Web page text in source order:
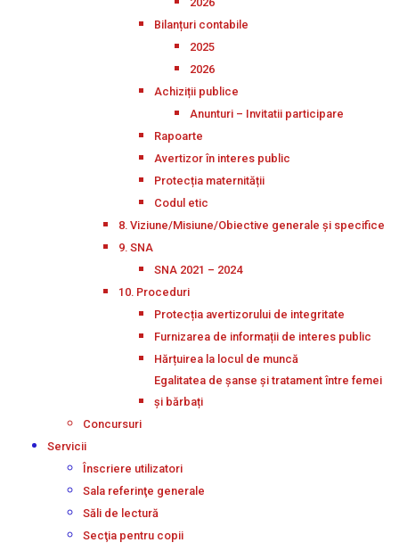
Bilanțuri contabile
2025
2026
Achiziții publice
Anunturi – Invitatii participare
Rapoarte
Avertizor în interes public
Protecția maternității
Codul etic
8. Viziune/Misiune/Obiective generale și specifice
9. SNA
SNA 2021 – 2024
10. Proceduri
Protecția avertizorului de integritate
Furnizarea de informații de interes public
Hărțuirea la locul de muncă
Egalitatea de șanse și tratament între femei
și bărbați
Concursuri
Servicii
Înscriere utilizatori
Sala referinţe generale
Săli de lectură
Secţia pentru copii